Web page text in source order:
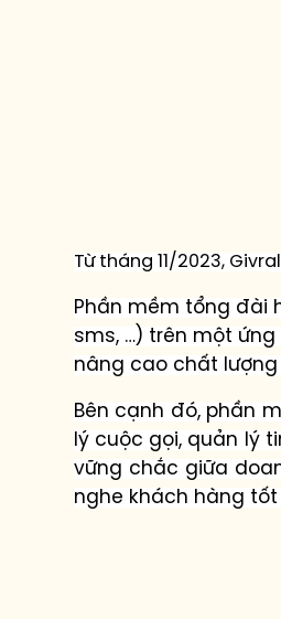
Từ tháng 11/2023,
Phần mềm tổng đài
sms, …) trên một
nâng cao chất lượng
Bên cạnh đó, phần
lý cuộc gọi, quản lý
vững chắc giữa
nghe khách hàng